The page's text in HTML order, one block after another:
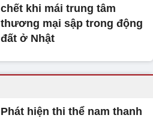
chết khi mái trung tâm
thương mại sập trong động
đất ở Nhật
Phát hiện thi thể nam thanh